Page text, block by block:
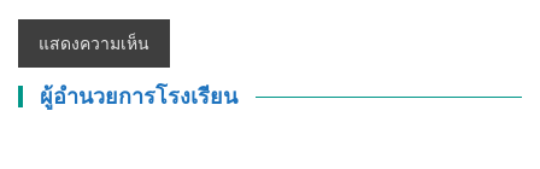
ผู้อำนวยการโรงเรียน